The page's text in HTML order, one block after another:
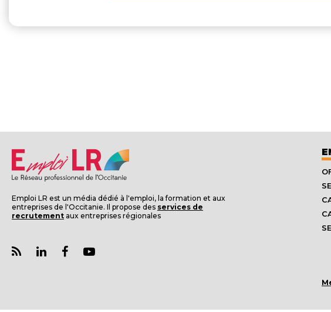
Emploi LR est un média dédié à l'emploi, la formation et aux
entreprises de l'Occitanie. Il propose des services de
recrutement aux entreprises régionales